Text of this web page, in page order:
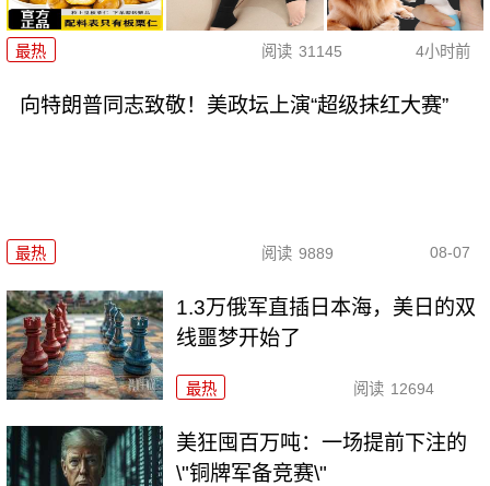
最热 阅读 31145 4小时前
向特朗普同志致敬！美政坛上演“超级抹红大赛”
最热 阅读 9889 08-07
1.3万俄军直插日本海，美日的双
线噩梦开始了
最热 阅读 12694
美狂囤百万吨：一场提前下注的
\"铜牌军备竞赛\"